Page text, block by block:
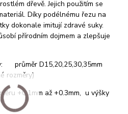
dřevě. Jejich použitím se
Díky podélnému řezu na
dokonale imitují zdravé suky.
přírodním dojmem a zlepšuje
průměr D15,20,25,30,35mm
rozměry)
+0.1mm až +0.3mm, u výšky